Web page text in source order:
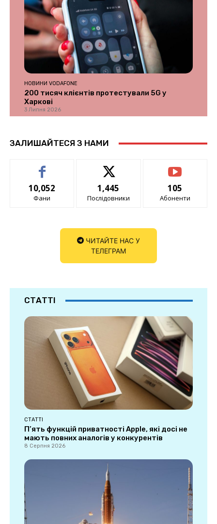
НОВИНИ VODAFONE
200 тисяч клієнтів протестували 5G у
Харкові
3 Липня 2026
ЗАЛИШАЙТЕСЯ З НАМИ
10,052
Фани
1,445
Послідовники
105
Абоненти
ЧИТАЙТЕ НАС У
ТЕЛЕГРАМ
СТАТТІ
СТАТТІ
П’ять функцій приватності Apple, які досі не
мають повних аналогів у конкурентів
8 Серпня 2026